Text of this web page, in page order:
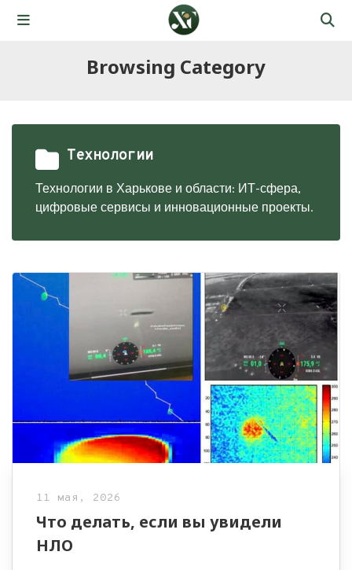
Browsing Category
Технологии
Технологии в Харькове и области: ИТ-сфера,
цифровые сервисы и инновационные проекты.
11 мая, 2026
Что делать, если вы увидели
НЛО